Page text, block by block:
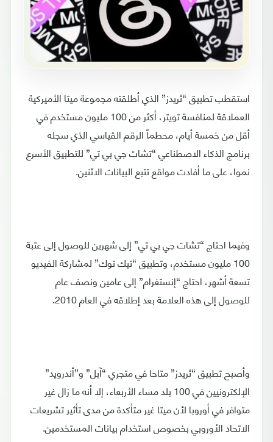
استقطب تطبيق “ثريدز” الذي أطلقته مجموعة ميتا الأميركية
العملاقة لمنافسة تويتر، أكثر من 100 مليون مستخدم في
أقل من خمسة أيام، محطماً الرقم القياسي الذي سجله
برنامج الذكاء الاصطناعي “تشات جي بي تي” للتطبيق الأسرع
نموا، على ما أفادت مواقع تتبع البيانات الاثنين.
وفيما احتاج “تشات جي بي تي” إلى شهرين للوصول إلى عتبة
100 مليون مستخدم، وتطبيق “تيك توك” لمشاركة الفيديو
تسعة أشهر، احتاج “إنستغرام” إلى عامين ونصف عام
للوصول إلى هذه العلامة بعد إطلاقه في العام 2010.
وأصبح تطبيق “ثريدز” متاحا في متجري “آبل” و”أندرويد”
الإلكترونيين في 100 بلد مساء الأربعاء، إلا أنه ما زال غير
متوافر في أوروبا لأن ميتا غير متأكدة من مدى تأثير تشريعات
الاتحاد الأوروبي بخصوص استخدام بيانات المستخدمين.